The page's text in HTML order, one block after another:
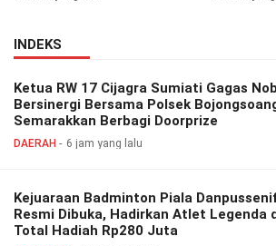
INDEKS
Ketua RW 17 Cijagra Sumiati Gagas
Bersinergi Bersama Polsek
Semarakkan Berbagi Doorprize
DAERAH 6 jam yang lalu
Kejuaraan Badminton Piala
Resmi Dibuka, Hadirkan Atlet Legenda
Total Hadiah Rp280 Juta